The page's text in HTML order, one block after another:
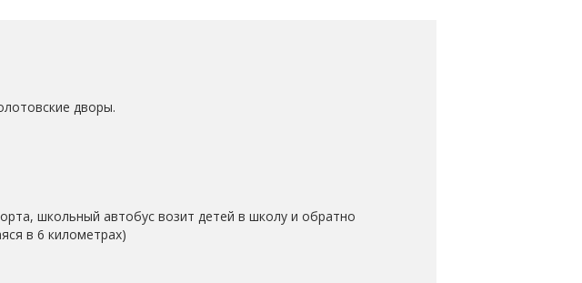
дворы.
школьный автобус возит детей в школу и обратно
в 6 километрах)